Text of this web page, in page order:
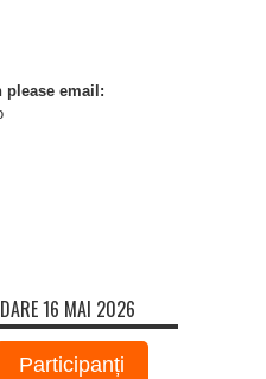
please email:
16 MAI 2026
Participanți